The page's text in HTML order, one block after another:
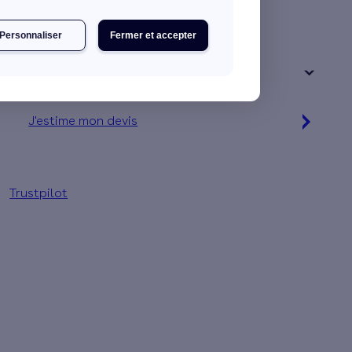
Fermer et accepter
Personnaliser
Une maison
Un appartement
Votre logement a été construit :
J'estime mon devis
Trustpilot